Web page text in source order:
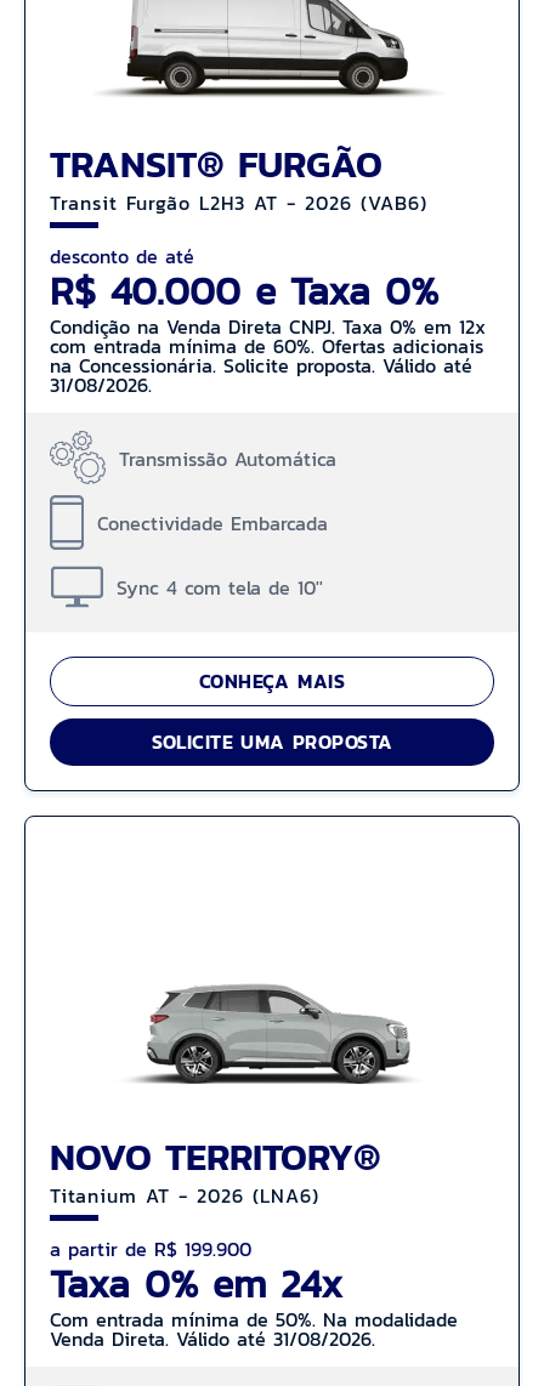
TRANSIT® FURGÃO
Transit Furgão L2H3 AT - 2026 (VAB6)
desconto de até
R$ 40.000 e Taxa 0%
Condição na Venda Direta CNPJ. Taxa 0% em 12x
com entrada mínima de 60%. Ofertas adicionais
na Concessionária. Solicite proposta. Válido até
31/08/2026.
Transmissão Automática
Conectividade Embarcada
Sync 4 com tela de 10''
CONHEÇA MAIS
SOLICITE UMA PROPOSTA
NOVO TERRITORY®
Titanium AT - 2026 (LNA6)
a partir de R$ 199.900
Taxa 0% em 24x
Com entrada mínima de 50%. Na modalidade
Venda Direta. Válido até 31/08/2026.